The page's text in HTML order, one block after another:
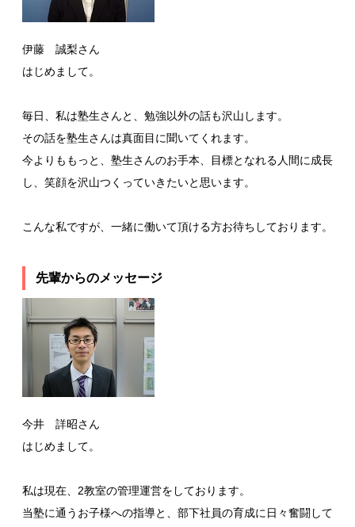
伊藤 誠梨さん
はじめまして。
毎日、私は塾生さんと、勉強以外の話も沢山します。
その話を塾生さんは真面目に聞いてくれます。
今よりももっと、塾生さんのお手本、目標となれる人間に成長
し、笑顔を沢山つくっていきたいと思います。
こんな私ですが、一緒に働いて頂ける方お待ちしております。
先輩からのメッセージ
今井 詳昭さん
はじめまして。
私は現在、2教室の管理運営をしております。
当塾に通うお子様への指導と、部下社員の育成に日々奮闘して